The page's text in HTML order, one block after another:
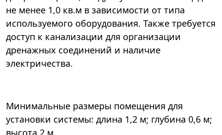
не менее 1,0 кв.м в зависимости от типа
используемого оборудования. Также требуется
доступ к канализации для организации
дренажных соединений и наличие
электричества.
Минимальные размеры помещения для
установки системы: длина 1,2 м; глубина 0,6 м;
высота 2 м.